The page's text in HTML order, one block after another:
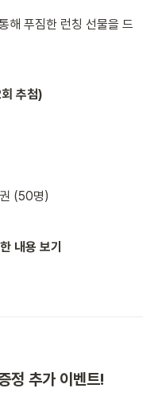
해 푸짐한 런칭 선물을 드
추첨)
(50명)
내용 보기
정 추가 이벤트!